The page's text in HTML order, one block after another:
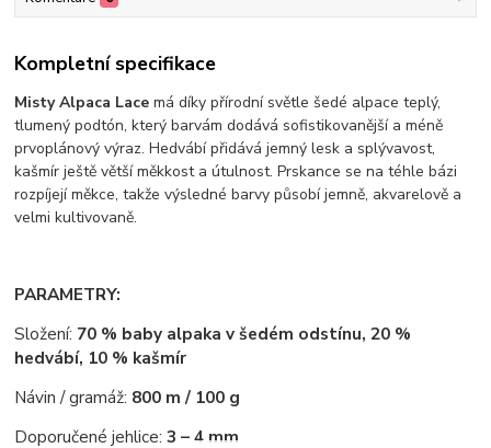
Kompletní specifikace
Misty Alpaca Lace má díky přírodní světle šedé alpace teplý,
tlumený podtón, který barvám dodává sofistikovanější a méně
prvoplánový výraz. Hedvábí přidává jemný lesk a splývavost,
kašmír ještě větší měkkost a útulnost. Prskance se na téhle bázi
rozpíjejí měkce, takže výsledné barvy působí jemně, akvarelově a
velmi kultivovaně.
PARAMETRY:
Složení: 70 % baby alpaka v šedém odstínu, 20 %
hedvábí, 10 % kašmír
Návin / gramáž: 800 m / 100 g
Doporučené jehlice:3 – 4 mm